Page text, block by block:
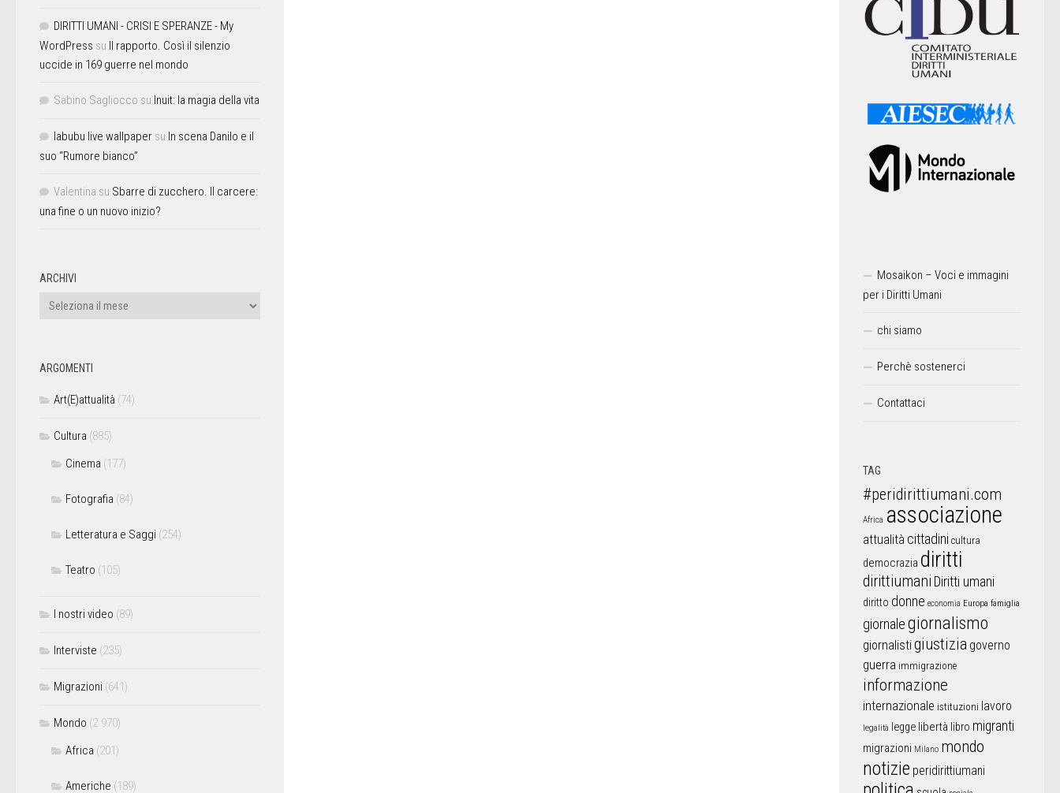
DIRITTI UMANI - CRISI E SPERANZE - My
WordPress su Il rapporto. Così il silenzio
uccide in 169 guerre nel mondo
Sabino Sagliocco su Inuit: la magia della vita
labubu live wallpaper su In scena Danilo e il
suo “Rumore bianco”
Valentina su Sbarre di zucchero. Il carcere:
una fine o un nuovo inizio?
ARCHIVI
ARGOMENTI
Art(E)attualità (74)
Cultura (885)
Cinema (177)
Fotografia (84)
Letteratura e Saggi (254)
Teatro (105)
I nostri video (89)
Interviste (235)
Migrazioni (641)
Mondo (2.970)
Africa (201)
Americhe (189)
Mosaikon – Voci e immagini
per i Diritti Umani
chi siamo
Perchè sostenerci
Contattaci
TAG
#peridirittiumani.com
Africa associazione
attualità cittadini cultura
democrazia diritti
dirittiumani Diritti umani
diritto donne economia Europa famiglia
giornalegiornalismo
giornalistigiustizia governo
guerra immigrazione
informazione
internazionale istituzioni lavoro
legalità legge libertà libro migranti
migrazioni Milano mondo
notizie peridirittiumani